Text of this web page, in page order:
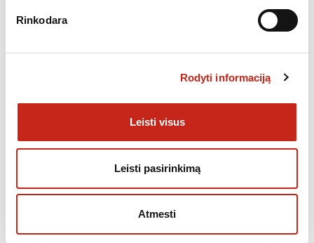
Rinkodara
Rodyti informaciją
Leisti visus
Leisti pasirinkimą
Atmesti